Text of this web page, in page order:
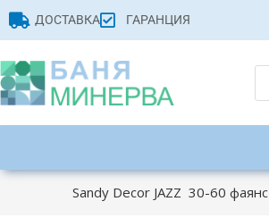
ДОСТАВКА ГАРАНЦИЯ
Sandy Decor JAZZ 30-60 фаянс